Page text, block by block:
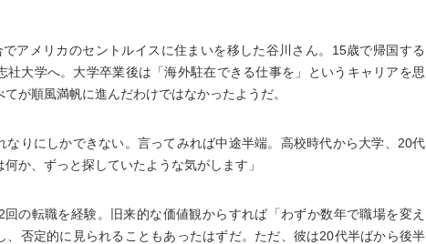
アメリカのセントルイスに住まいを移した谷川さん。15歳で帰国する
社大学へ。大学卒業後は「海外駐在できる仕事を」というキャリアを思
が順風満帆に進んだわけではなかったようだ。
なりにしかできない。言ってみれば中途半端。高校時代から大学、20代
か、ずっと探していたような気がします」
の転職を経験。旧来的な価値観からすれば「わずか数年で職場を変え
、否定的に見られることもあったはずだ。ただ、彼は20代半ばから後半